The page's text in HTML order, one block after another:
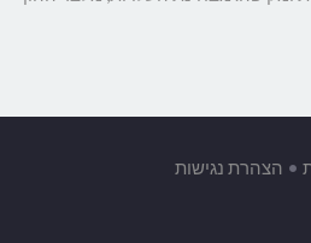
• הצהרת נגישות